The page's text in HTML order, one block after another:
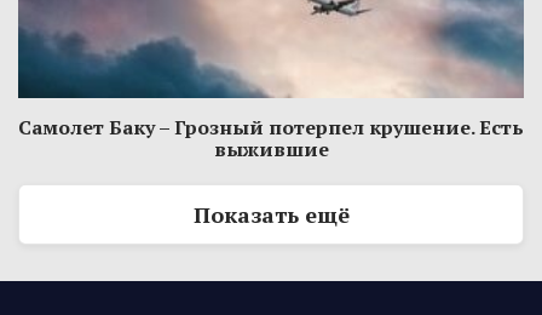
Самолет Баку – Грозный потерпел крушение. Есть
выжившие
Показать ещё